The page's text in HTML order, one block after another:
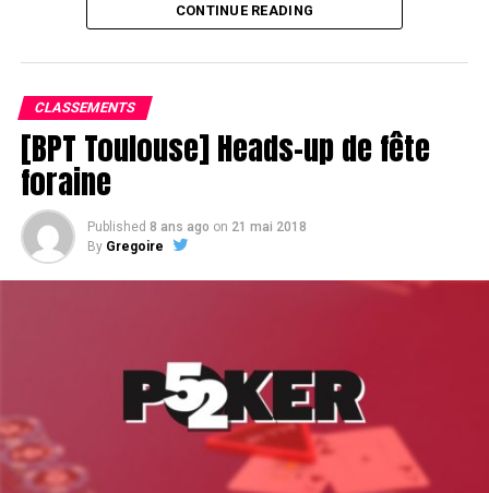
CONTINUE READING
CLASSEMENTS
[BPT Toulouse] Heads-up de fête
foraine
Published 8 ans ago on 21 mai 2018
By Gregoire